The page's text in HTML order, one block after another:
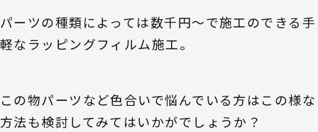
パーツの種類によっては数千円〜で施工のできる手
軽なラッピングフィルム施工。
この物パーツなど色合いで悩んでいる方はこの様な
方法も検討してみてはいかがでしょうか？